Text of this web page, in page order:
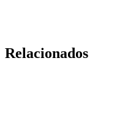
Relacionados